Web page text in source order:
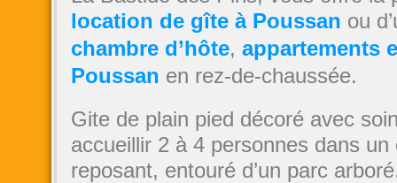
location de gîte à Poussan ou
chambre d’hôte, appartements
Poussan en rez-de-chaussée.
Gite de plain pied décoré avec
accueillir 2 à 4 personnes dans
reposant, entouré d’un parc